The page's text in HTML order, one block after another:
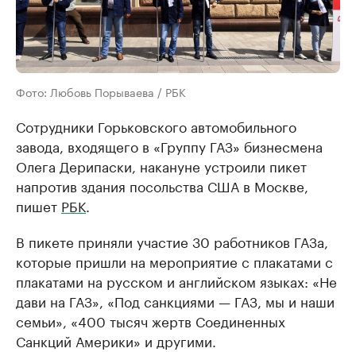
Фото: Любовь Порываева / РБК
Сотрудники Горьковского автомобильного
завода, входящего в «Группу ГАЗ» бизнесмена
Олега Дерипаски, накануне устроили пикет
напротив здания посольства США в Москве,
пишет РБК.
В пикете приняли участие 30 работников ГАЗа,
которые пришли на мероприятие с плакатами с
плакатами на русском и английском языках: «Не
дави на ГАЗ», «Под санкциями — ГАЗ, мы и наши
семьи», «400 тысяч жертв Соединенных
Санкций Америки» и другими.